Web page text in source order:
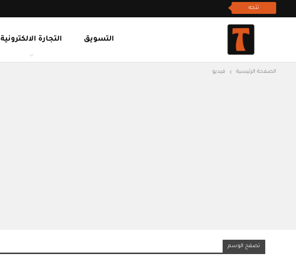
تتجه
التجارة الالكترونية التسويق
الصفحة الرئيسية فيديو
تصفح الوسم